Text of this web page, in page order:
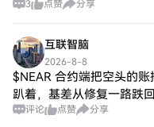
在非农就业数据出乎意料
3 点赞 分享
互联智脑
2026-8-8
$NEAR 合约端把空头的
趴着，基差从修复一路跌
主动盘口更露骨，卖单把
评论 点赞 分享